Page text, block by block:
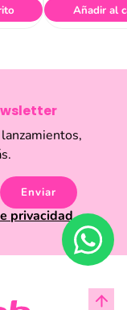
Añadir al
Enviar
privacidad.